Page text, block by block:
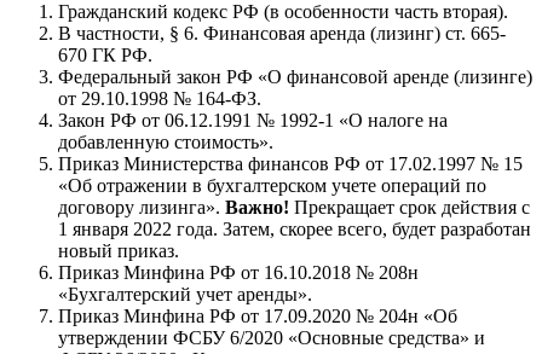
Гражданский кодекс РФ (в особенности часть вторая).
В частности, § 6. Финансовая аренда (лизинг) ст. 665-
670 ГК РФ.
Федеральный закон РФ «О финансовой аренде (лизинге)
от 29.10.1998 № 164-ФЗ.
Закон РФ от 06.12.1991 № 1992-1 «О налоге на
добавленную стоимость».
Приказ Министерства финансов РФ от 17.02.1997 № 15
«Об отражении в бухгалтерском учете операций по
договору лизинга». Важно! Прекращает срок действия с
1 января 2022 года. Затем, скорее всего, будет разработан
новый приказ.
Приказ Минфина РФ от 16.10.2018 № 208н
«Бухгалтерский учет аренды».
Приказ Минфина РФ от 17.09.2020 № 204н «Об
утверждении ФСБУ 6/2020 «Основные средства» и